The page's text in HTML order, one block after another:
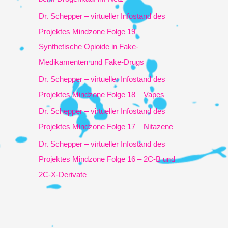
Dr. Schepper – virtueller Infostand des
Projektes Mindzone Folge 19 –
Synthetische Opioide in Fake-
Medikamenten und Fake-Drugs
Dr. Schepper – virtueller Infostand des
Projektes Mindzone Folge 18 – Vapes
Dr. Schepper – virtueller Infostand des
Projektes Mindzone Folge 17 – Nitazene
Dr. Schepper – virtueller Infostand des
Projektes Mindzone Folge 16 – 2C-B und
2C-X-Derivate